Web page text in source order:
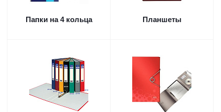
Папки на 4 кольца Планшеты